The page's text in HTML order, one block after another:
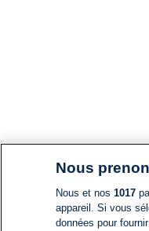
Nous
Nous et nos 1017
appareil. Si vous
données pour